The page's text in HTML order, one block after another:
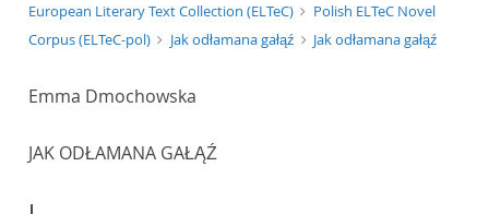
European Literary Text Collection (ELTeC)
Polish ELTeC Novel
Corpus (ELTeC-pol)
Jak odłamana gałąź Jak odłamana gałąź
Emma Dmochowska
JAK ODŁAMANA GAŁĄŹ